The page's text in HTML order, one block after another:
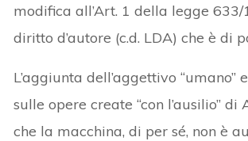
modifica all’Art. 1 della legge 633/
diritto d’autore (c.d. LDA) che è di
L’aggiunta dell’aggettivo “umano”
sulle opere create “con l’ausilio” di
che la macchina, di per sé, non è